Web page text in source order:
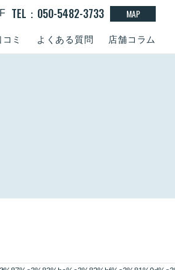
ミ よくある質問 店舗コラム
TEL：050-5482-3733 MAP